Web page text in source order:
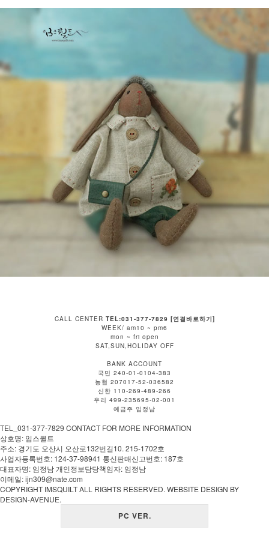
CALL CENTER TEL:031-377-7829 [연결바로하기]
WEEK/ am10 ~ pm6
mon ~ fri open
SAT,SUN,HOLIDAY OFF
BANK ACCOUNT
국민 240-01-0104-383
농협 207017-52-036582
신한 110-269-489-266
우리 499-235695-02-001
예금주 임정남
TEL_031-377-7829 CONTACT FOR MORE INFORMATION
상호명: 임스퀼트
주소: 경기도 오산시 오산로132번길10. 215-1702호
사업자등록번호: 124-37-98941 통신판매신고번호: 187호
대표자명: 임정남 개인정보담당책임자: 임정남
이메일: ijn309@nate.com
COPYRIGHT IMSQUILT ALL RIGHTS RESERVED. WEBSITE DESIGN BY
DESIGN-AVENUE.
PC VER.